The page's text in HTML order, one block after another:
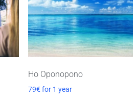
Ho Oponopono
79€ for 1 year